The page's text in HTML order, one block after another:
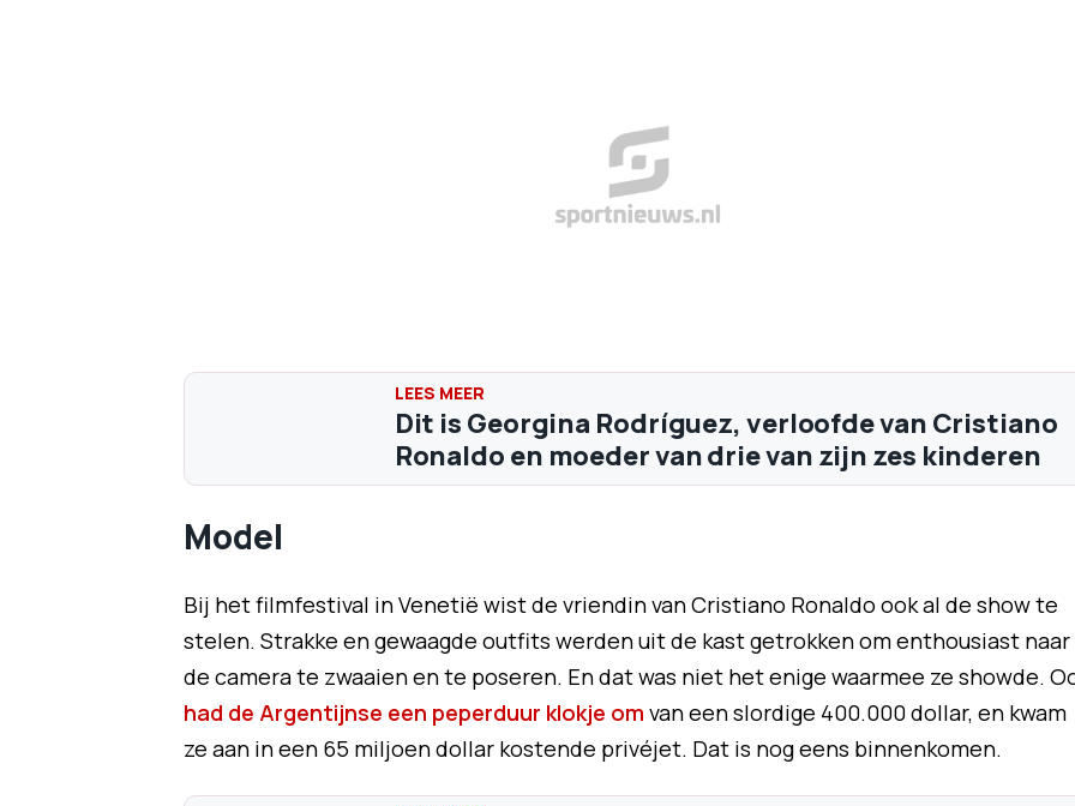
Dit is Georgina Rodríguez, verloofde van Cristiano
Ronaldo en moeder van drie van zijn zes kinderen
Model
Bij het filmfestival in Venetië wist de vriendin van Cristiano Ronaldo ook al de show te
stelen. Strakke en gewaagde outfits werden uit de kast getrokken om enthousiast naar
de camera te zwaaien en te poseren. En dat was niet het enige waarmee ze showde.
had de Argentijnse een peperduur klokje om van een slordige 400.000 dollar, en kwam
ze aan in een 65 miljoen dollar kostende privéjet. Dat is nog eens binnenkomen.